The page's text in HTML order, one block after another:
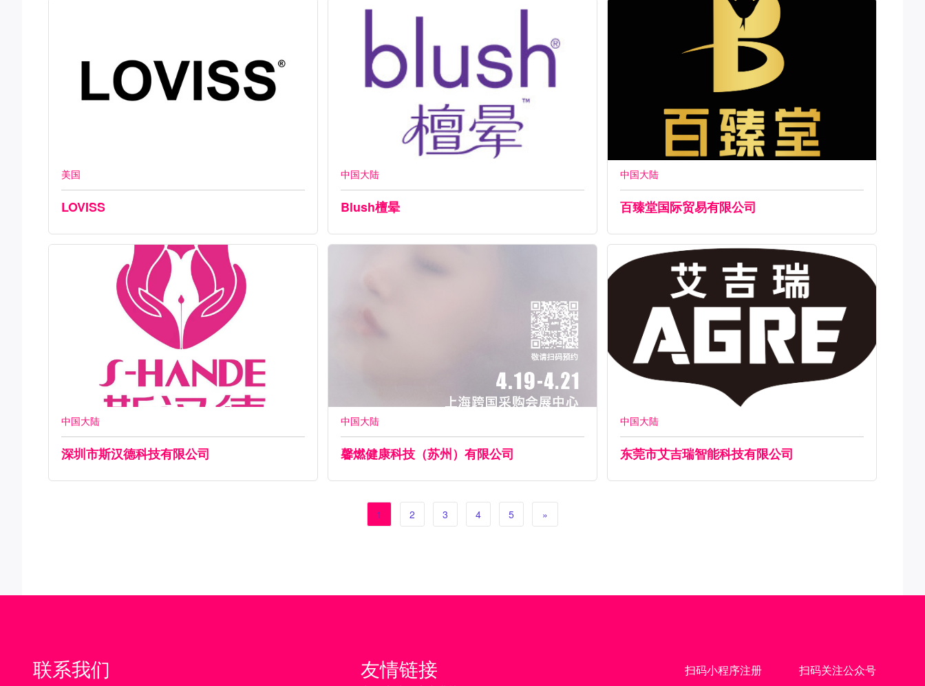
美国
LOVISS
中国大陆
Blush檀晕
中国大陆
百臻堂国际贸易有限公司
中国大陆
深圳市斯汉德科技有限公司
中国大陆
馨燃健康科技（苏州）有限公司
中国大陆
东莞市艾吉瑞智能科技有限公司
1 2 3 4 5 »
联系我们 友情链接 扫码小程序注册 扫码关注公众号